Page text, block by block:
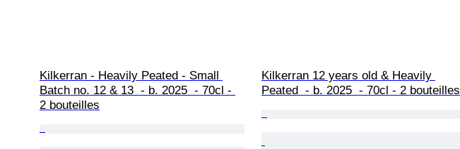
Kilkerran - Heavily Peated - Small
Batch no. 12 & 13  - b. 2025  - 70cl -
2 bouteilles
Kilkerran 12 years old & Heavily
Peated  - b. 2025  - 70cl - 2 bouteilles